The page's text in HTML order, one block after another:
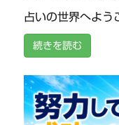
占いの世界へよう
続きを読む